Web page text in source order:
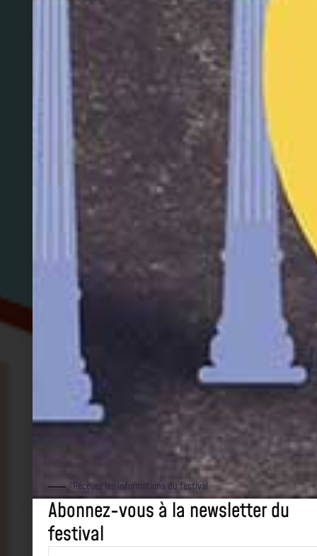
Recevez les informations du festival
Abonnez-vous à la newsletter du
festival